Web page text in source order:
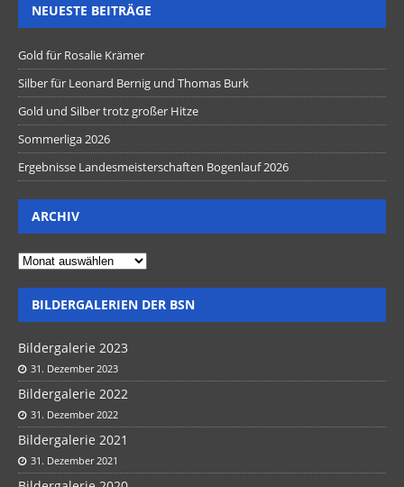
NEUESTE BEITRÄGE
Gold für Rosalie Krämer
Silber für Leonard Bernig und Thomas Burk
Gold und Silber trotz großer Hitze
Sommerliga 2026
Ergebnisse Landesmeisterschaften Bogenlauf 2026
ARCHIV
BILDERGALERIEN DER BSN
Bildergalerie 2023
31. Dezember 2023
Bildergalerie 2022
31. Dezember 2022
Bildergalerie 2021
31. Dezember 2021